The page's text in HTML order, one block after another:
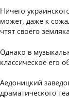
Ничего
может, даже к
чтят своего
Однако в
классическое его
Аедоницкий
драматического